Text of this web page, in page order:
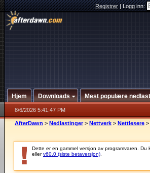
Registrer|Logg inn:
Hjem Downloads Mest populære
8/6/2026 5:41:47 PM
AfterDawn > Nedlastinger > Nettverk > Nettlesere >
Dette er en gammel versjon av programvaren. Du
ellerv60.0 (siste betaversjon)